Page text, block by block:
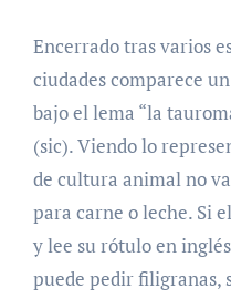
Encerrado tras varios
ciudades comparece
bajo el lema “la
(sic). Viendo lo
de cultura animal no
para carne o leche. Si
y lee su rótulo en
puede pedir filigranas,